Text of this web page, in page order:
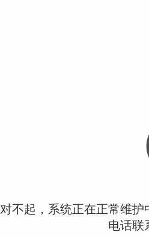
对不起，系统正在正常维
电话联